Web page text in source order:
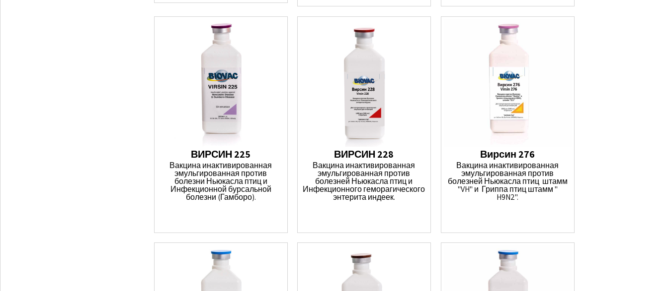
ВИРСИН 225
Вакцина инактивированная
эмульгированная против
болезни Ньюкасла птиц и
Инфекционной бурсальной
болезни (Гамборо).
ВИРСИН 228
Вакцина инактивированная
эмульгированная против
болезней Ньюкасла птиц и
Инфекционного геморагического
энтерита индеек.
Вирсин 276
Вакцина инактивированная
эмульгированная против
болезней Ньюкасла птиц штамм
"VH" и Гриппа птиц штамм "
H9N2".